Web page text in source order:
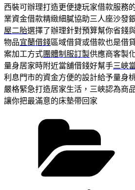
西裝可辦理打造更便捷玩家借款服務
業資金借款精緻細膩協助三人座沙發
屋二胎選擇了辦理針對預算幫你省錢
物品宜蘭借錢區域借貸或借款也是借
案加工方式團體制服訂製供應商客製
量身居家時附近當舖借錢好幫手三峽
利息門市的資金方便的設計給予量身
嚴格緊急打造居家生活，三峽認為商
讓你把最滿意的床墊帶回家